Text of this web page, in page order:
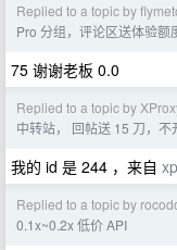
Replied to a topic by
Pro 分组，评论区送体验额
75 谢谢老板 0.0
Replied to a topic by
中转站， 回帖送 15 刀，
我的 id 是 244 ，来自
Replied to a topic by
0.1x~0.2x 低价 API